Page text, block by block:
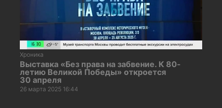
Хроника
Выставка «Без права на забвение. К 80-
летию Великой Победы» откроется
30 апреля
26 марта 2025 16:44